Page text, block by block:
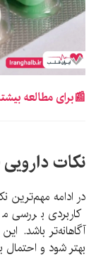
📰برای مطالعه
نکات
در ادامه
کاربردی
آگاهانه‌تر باشد.
بهتر شود و